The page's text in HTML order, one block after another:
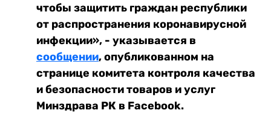
чтобы защитить граждан республики
от распространения коронавирусной
инфекции», - указывается в
сообщении, опубликованном на
странице комитета контроля качества
и безопасности товаров и услуг
Минздрава РК в Facebook.